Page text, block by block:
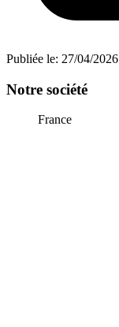
Publiée le: 27/04/2026
Notre société
France